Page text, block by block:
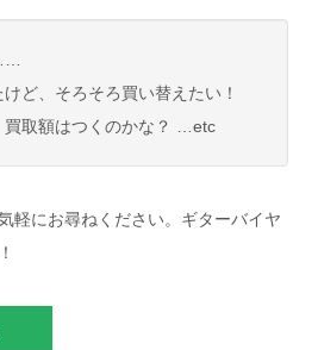
ど、そろそろ買い替えたい！
買取額はつくのかな？ …etc
軽にお尋ねください。ギターバイヤ